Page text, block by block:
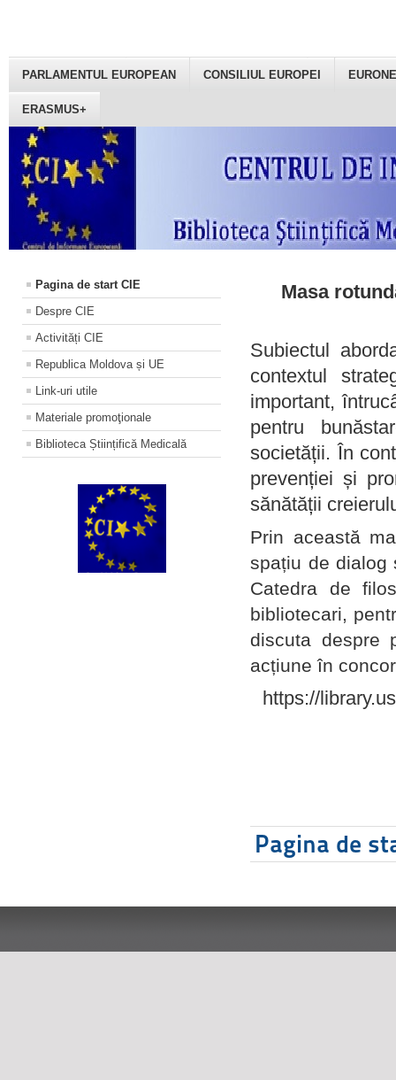
PARLAMENTUL EUROPEAN CONSILIUL EUROPEI
ERASMUS+
Pagina de start CIE
Despre CIE
Activități CIE
Republica Moldova și UE
Link-uri utile
Materiale promoţionale
Biblioteca Științifică Medicală
Masa
Subiectul
contextul
important,
pentru
societății. În
prevenției și
sănătății
Prin această
spațiu de dialog
Catedra de
bibliotecari,
discuta despre
acțiune în
https://
Pagina de